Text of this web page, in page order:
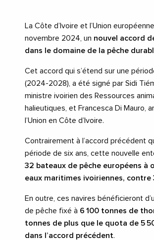
La Côte d’Ivoire et l’Union
novembre 2024, un nouvel accord
dans le domaine de la pêche
Cet accord qui s’étend sur une
(2024-2028), a été signé par Sidi
ministre ivoirien des Ressources
halieutiques, et Francesca Di Mauro,
l’Union en Côte d’Ivoire.
Contrairement à l’accord précédent
période de six ans, cette nouvelle
32 bateaux de pêche européens à
eaux maritimes ivoiriennes, contre
En outre, ces navires bénéficieront
de pêche fixé à 6 100 tonnes de
tonnes de plus que le quota de 5
dans l’accord précédent.